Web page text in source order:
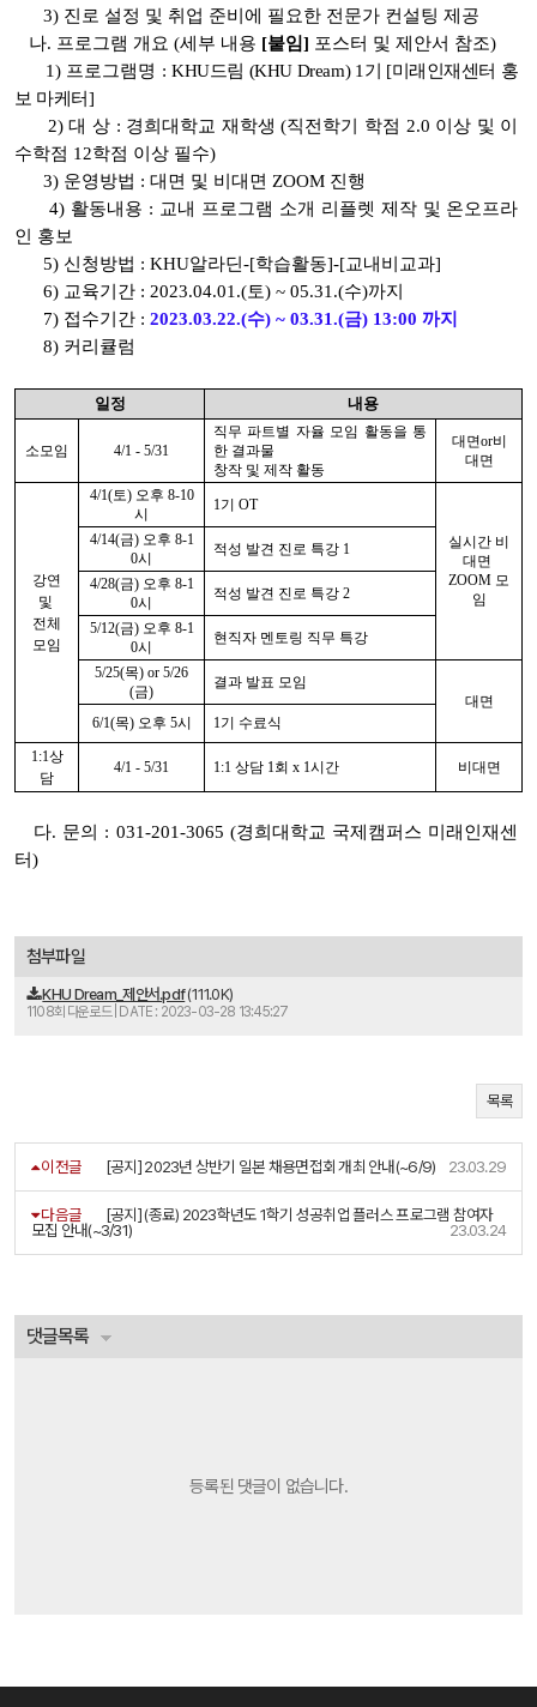
3) 진로 설정 및 취업 준비에 필요한 전문가 컨설팅 제공
나. 프로그램 개요 (세부 내용 [붙임] 포스터 및 제안서 참조)
1) 프로그램명 : KHU드림 (KHU Dream) 1기 [미래인재센터 홍
보 마케터]
2) 대 상 : 경희대학교 재학생(직전학기 학점 2.0 이상 및 이
수학점 12학점 이상 필수)
3) 운영방법 : 대면 및 비대면 ZOOM 진행
4) 활동내용 : 교내 프로그램 소개 리플렛 제작 및 온오프라
인 홍보
5) 신청방법 : KHU알라딘-[학습활동]-[교내비교과]
6) 교육기간 : 2023.04.01.(토) ~ 05.31.(수)까지
7) 접수기간 : 2023.03.22.(수) ~ 03.31.(금) 13:00 까지
8) 커리큘럼
일정 내용
소모임 4/1 - 5/31
직무 파트별 자율 모임 활동을 통
한 결과물
창작 및 제작 활동
대면or비
대면
강연
및
전체
모임
4/1(토) 오후 8-10
시
1기 OT
실시간 비
대면
ZOOM 모
임
4/14(금) 오후 8-1
0시
적성 발견 진로 특강 1
4/28(금) 오후 8-1
0시
적성 발견 진로 특강 2
5/12(금) 오후 8-1
0시
현직자 멘토링 직무 특강
5/25(목) or 5/26
(금)
결과 발표 모임
대면
6/1(목) 오후 5시
1기 수료식
1:1상
담
4/1 - 5/31 1:1 상담 1회 x 1시간 비대면
다. 문의 : 031-201-3065 (경희대학교 국제캠퍼스 미래인재센
터)
첨부파일
KHU Dream_제안서.pdf(111.0K)
1108회 다운로드 | DATE : 2023-03-28 13:45:27
목록
이전글 [공지] 2023년 상반기 일본 채용면접회 개최 안내(~6/9) 23.03.29
다음글
[공지] (종료) 2023학년도 1학기 성공취업 플러스 프로그램 참여자
모집 안내(~3/31)
23.03.24
댓글목록
등록된 댓글이 없습니다.